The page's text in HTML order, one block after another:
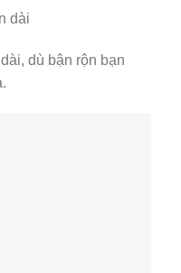
dài
dù bận rộn bạn